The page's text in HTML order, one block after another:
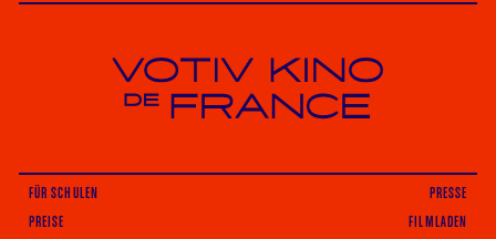
Votiv Kino und Kino De France in Wien
FÜR SCHULEN
PRESSE
PREISE
FILMLADEN